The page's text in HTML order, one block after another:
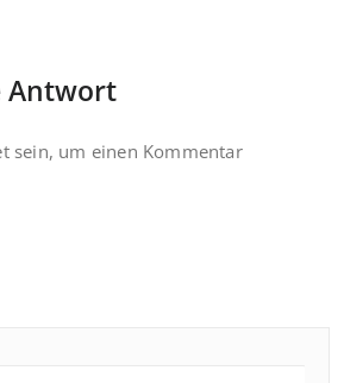
Antwort
sein, um einen Kommentar